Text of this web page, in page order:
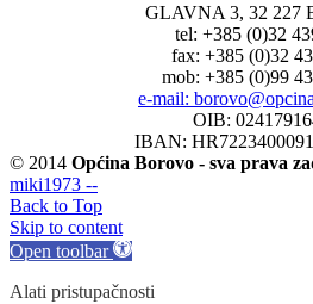
GLAVNA 3, 32 227
tel: +385 (0)32
fax: +385 (0)32
mob: +385 (0)99
e-mail:
OIB:
IBAN:
© 2014 Općina Borovo - sva prava
miki1973 --
Back to Top
Skip to content
Open toolbar
Alati pristupačnosti